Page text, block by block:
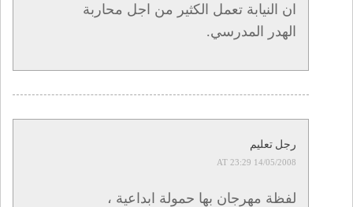
ان النيابة تعمل الكثير من اجل محاربة
الهدر المدرسي.
رجل تعليم
14/05/2008 AT 23:29
لفظة مهرجان بها حمولة ابداعية ،